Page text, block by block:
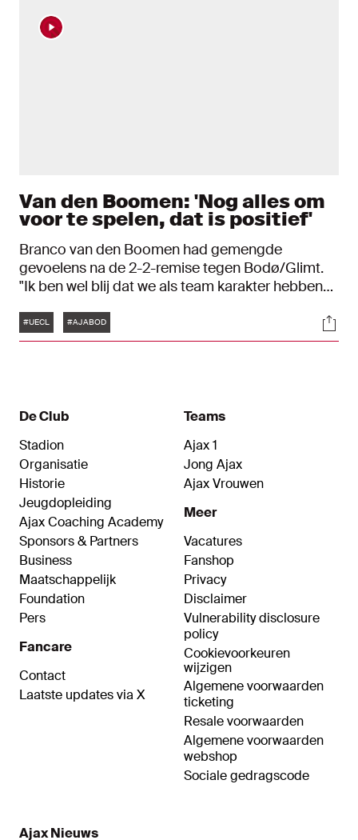
Van den Boomen: 'Nog alles om
voor te spelen, dat is positief'
Branco van den Boomen had gemengde
gevoelens na de 2-2-remise tegen Bodø/Glimt.
"Ik ben wel blij dat we als team karakter hebben
is nu nog alles om voor te spelen volgende week,
dat is positief." Ook debutant Julian Rijkhoff
Tags
#UECL #AJABOD
De Club
Stadion
Organisatie
Historie
Jeugdopleiding
Ajax Coaching Academy
Sponsors & Partners
Business
Maatschappelijk
Foundation
Pers
Fancare
Contact
Laatste updates via X
Teams
Ajax 1
Jong Ajax
Ajax Vrouwen
Meer
Vacatures
Fanshop
Privacy
Disclaimer
Vulnerability disclosure
policy
Cookievoorkeuren
wijzigen
Algemene voorwaarden
ticketing
Resale voorwaarden
Algemene voorwaarden
webshop
Sociale gedragscode
Ajax Nieuws